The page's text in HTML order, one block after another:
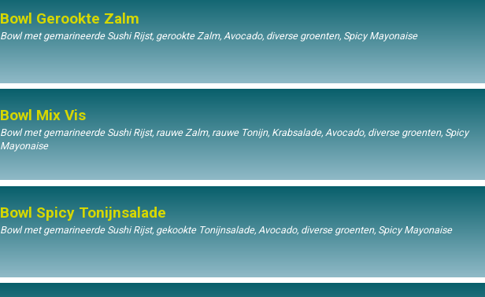
Bowl Gerookte Zalm
Bowl met gemarineerde Sushi Rijst, gerookte Zalm, Avocado, diverse groenten, Spicy Mayonaise
Bowl Mix Vis
Bowl met gemarineerde Sushi Rijst, rauwe Zalm, rauwe Tonijn, Krabsalade, Avocado, diverse groenten, Spicy
Mayonaise
Bowl Spicy Tonijnsalade
Bowl met gemarineerde Sushi Rijst, gekookte Tonijnsalade, Avocado, diverse groenten, Spicy Mayonaise